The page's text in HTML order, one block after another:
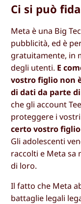
Ci si può
Meta è una Big
pubblicità, ed è
gratuitamente, in
degli utenti. E
vostro figlio non
di dati da parte
che gli account
proteggere i
certo vostro
Gli adolescenti
raccolti e Meta sa
di loro.
Il fatto che Meta
battaglie legali